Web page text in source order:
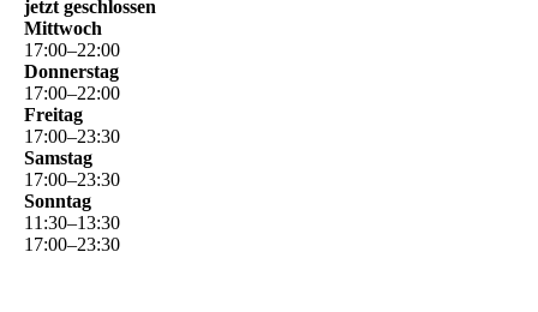
jetzt geschlossen
Mittwoch
17:00–22:00
Donnerstag
17:00–22:00
Freitag
17:00–23:30
Samstag
17:00–23:30
Sonntag
11 :30–13:30
17:00–23:30